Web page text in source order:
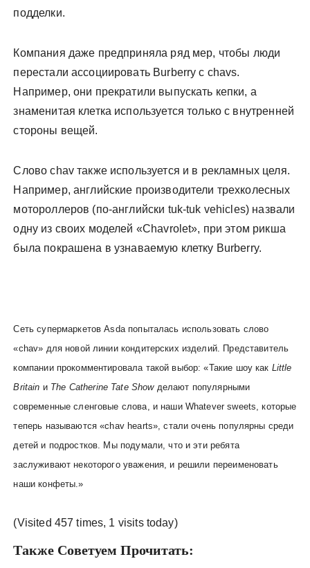
подделки.
Компания даже предприняла ряд мер, чтобы люди
перестали ассоциировать Burberry с chavs.
Например, они прекратили выпускать кепки, а
знаменитая клетка используется только с внутренней
стороны вещей.
Слово chav также используется и в рекламных целя.
Например, английские производители трехколесных
мотороллеров (по-английски tuk-tuk vehicles) назвали
одну из своих моделей «Chavrolet», при этом рикша
была покрашена в узнаваемую клетку Burberry.
Сеть супермаркетов Asda попыталась использовать слово
«chav» для новой линии кондитерских изделий. Представитель
компании прокомментировала такой выбор: «Такие шоу как Little
Britain и The Catherine Tate Showделают популярными
современные сленговые слова, и наши Whatever sweets, которые
теперь называются «chav hearts», стали очень популярны среди
детей и подростков. Мы подумали, что и эти ребята
заслуживают некоторого уважения, и решили переименовать
наши конфеты.»
(Visited 457 times, 1 visits today)
Также Советуем Прочитать: